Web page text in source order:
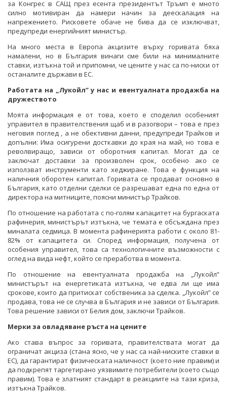
за Конгрес в САЩ през есента президентът Тръмп е мното
силно мотивиран да намери начин за деескалация на
напрежението. Рисковете обаче не бива да се изключват,
предупреди енергийният министър.
На много места в Европа акцизите върху горивата бяха
намалени, но в България винаги сме били на минималните
ставки, изтъкна той и припомни, че цените у нас са по-ниски от
останалите държави в ЕС.
Работата на „Лукойл” у нас и евентуалната продажба на
дружеството
Моята информация е от това, което е споделил особеният
управител в правителствения щаб и в разогвори – това е през
неговия поглед , а не обективни данни, предупреди Трайков и
допълни: Има осигурени досткавки до края на май, но това е
револвиращо, зависи от оборотния капитал. Могат да се
заключат доставки за произволен срок, особено ако се
използват инструменти като хеджиране. Това е функция на
наличния оборотен капитал. Горивата се продават основно в
България, като отделни сделки се разрешават една по една от
директора на митниците, поясни министър Трайков.
По отношение на работата с по-голям капацитет на бургаската
рафинерия, министърът изтъкна, че темата е обсъждана през
миналата седмица. В момента рафинерията работи с около 81-
82% от капацитета си. Според информация, получена от
особения управител, това са технологичните възможности с
оглед на вида нефт, който се преработва в момента.
По отношение на евентуалната продажба на „Лукойл”
министърът на енергетиката изтъкна, че едва ли ще има
срокове, които да притискат собственика за сделка. „Лукойл” се
продава, това не се случва в България и не зависи от България.
Това решение зависи от Белия дом, заключи Трайков.
Мерки за овладяване ръста на цените
Ако става въпрос за горивата, правителствата могат да
ограничат акциза (стана ясно, че у нас са най-ниските ставки в
ЕС), да гарантират физическата наличност (което ние правим) и
да подкрепят таргетирано уязвимите потребители (което също
правим). Това е златният стандарт в реакциите на тази криза,
изтъкна Трайков.